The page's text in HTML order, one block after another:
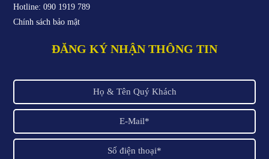
Hotline: 090 1919 789
Chính sách bảo mật
ĐĂNG KÝ NHẬN THÔNG TIN